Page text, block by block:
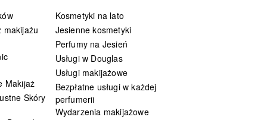
makijażu
Makijaż
Skóry
Kosmetyki na lato
Jesienne kosmetyki
Perfumy na Jesień
Usługi w Douglas
Usługi makijażowe
Bezpłatne usługi w każdej
perfumerii
Wydarzenia makijażowe